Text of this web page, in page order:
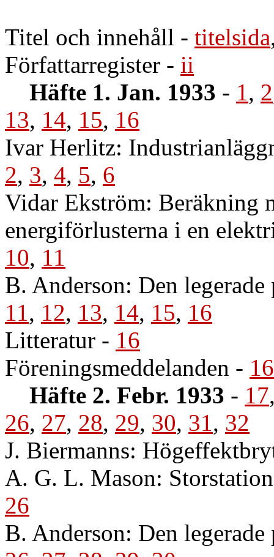
Titel och innehåll - titelsida
Författarregister - ii
Häfte 1. Jan. 1933 - 1, 2
13, 14, 15, 16
Ivar Herlitz:
2, 3, 4, 5, 6
Vidar Ekström: Beräkning
energiförlusterna i en
10, 11
B. Anderson: Den legerade
11, 12, 13, 14, 15, 16
Litteratur - 16
Föreningsmeddelanden - 16
Häfte 2. Febr. 1933 - 17
26, 27, 28, 29, 30, 31, 32
J. Biermanns:
A. G. L. Mason:
26
B. Anderson: Den legerade